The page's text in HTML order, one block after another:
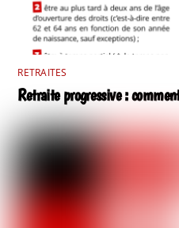
RETRAITES
Retraite progressive :